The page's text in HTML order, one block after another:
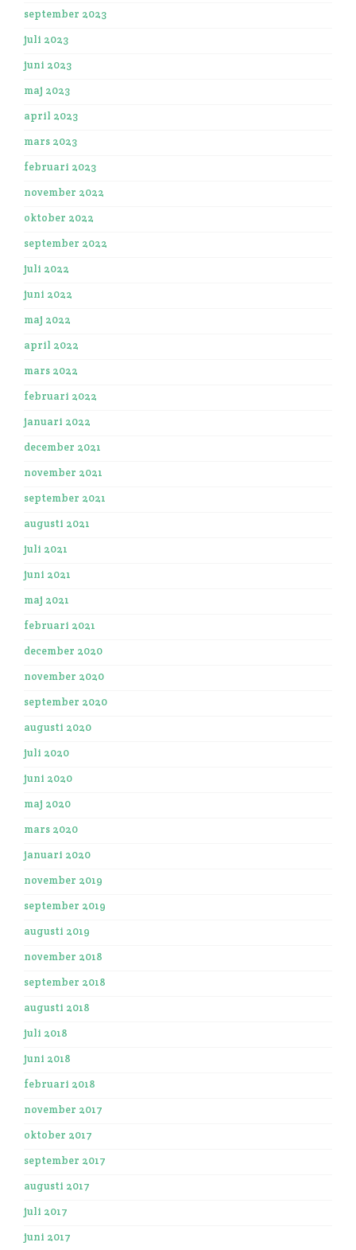
september 2023
juli 2023
juni 2023
maj 2023
april 2023
mars 2023
februari 2023
november 2022
oktober 2022
september 2022
juli 2022
juni 2022
maj 2022
april 2022
mars 2022
februari 2022
januari 2022
december 2021
november 2021
september 2021
augusti 2021
juli 2021
juni 2021
maj 2021
februari 2021
december 2020
november 2020
september 2020
augusti 2020
juli 2020
juni 2020
maj 2020
mars 2020
januari 2020
november 2019
september 2019
augusti 2019
november 2018
september 2018
augusti 2018
juli 2018
juni 2018
februari 2018
november 2017
oktober 2017
september 2017
augusti 2017
juli 2017
juni 2017